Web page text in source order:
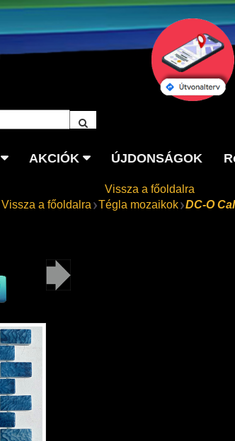
AKCIÓK ÚJDONSÁGOK
Vissza a főoldalra
Vissza a főoldalra
Tégla mozaikok DC-O